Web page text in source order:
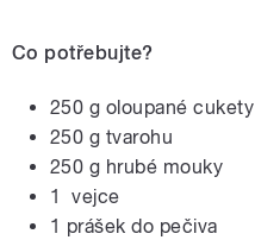
Co potřebujte?
250 g oloupané cukety
250 g tvarohu
250 g hrubé mouky
1 vejce
1 prášek do pečiva